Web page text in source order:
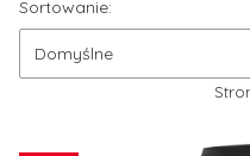
Sortowanie:
Domyślne